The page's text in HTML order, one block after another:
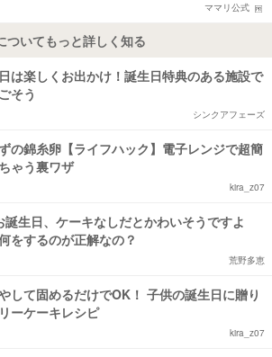
ママリ公式
ついてもっと詳しく知る
は楽しくお出かけ！誕生日特典のある施設で
そう
シンクアフェーズ
の錦糸卵【ライフハック】電子レンジで超簡
ゃう裏ワザ
kira_z07
誕生日、ケーキなしだとかわいそうですよ
をするのが正解なの？
荒野多恵
して固めるだけでOK！ 子供の誕生日に贈り
ーケーキレシピ
kira_z07